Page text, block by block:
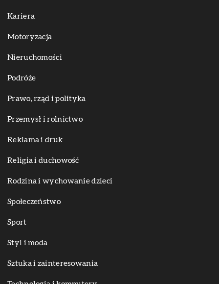
Kariera
Motoryzacja
Nieruchomości
Podróże
Prawo, rząd i polityka
Przemysł i rolnictwo
Reklama i druk
Religia i duchowość
Rodzina i wychowanie dzieci
Społeczeństwo
Sport
Styl i moda
Sztuka i zainteresowania